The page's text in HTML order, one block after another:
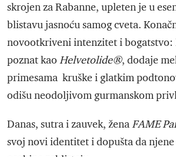
skrojen za Rabanne, upleten je u
blistavu jasnoću samog cveta.
novootkriveni intenzitet i bogatstvo:
poznat kao Helvetolide®, dodaje
primesama kruške i glatkim
odišu neodoljivom gurmanskom
Danas, sutra i zauvek, ženaFAME
svoj novi identitet i dopušta da